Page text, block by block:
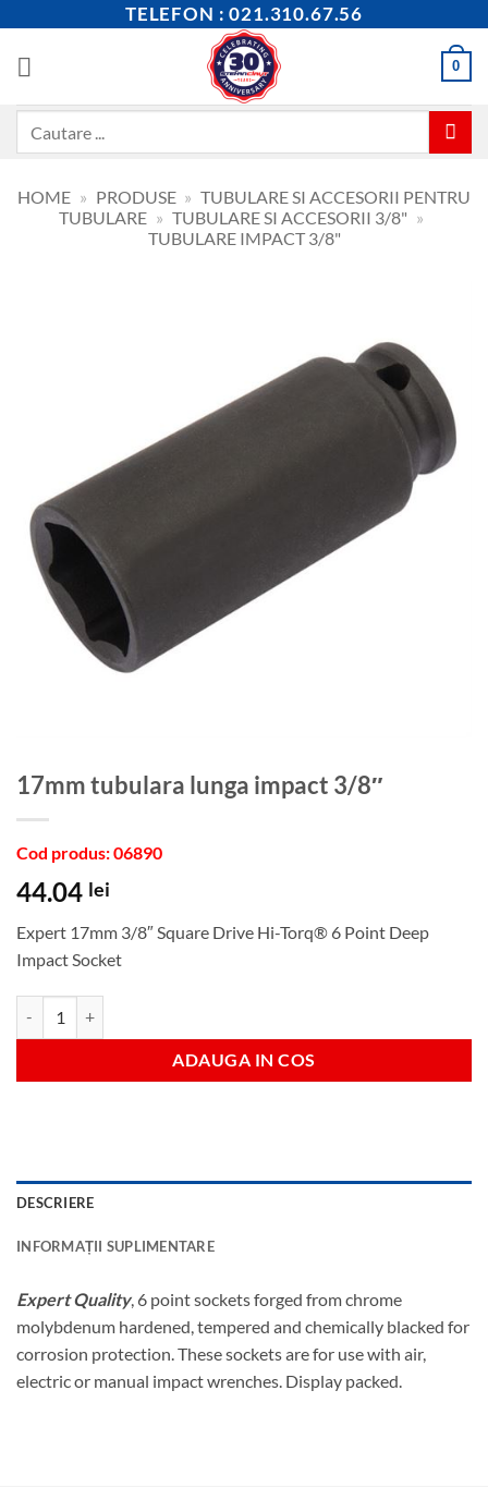
content
TELEFON : 021.310.67.56
0
HOME » PRODUSE » TUBULARE SI ACCESORII PENTRU
TUBULARE » TUBULARE SI ACCESORII 3/8" »
TUBULARE IMPACT 3/8"
17mm tubulara lunga impact 3/8″
Cod produs: 06890
44.04 lei
Expert 17mm 3/8″ Square Drive Hi-Torq® 6 Point Deep
Impact Socket
ADAUGA IN COS
DESCRIERE
INFORMAȚII SUPLIMENTARE
Expert Quality, 6 point sockets forged from chrome
molybdenum hardened, tempered and chemically blacked for
corrosion protection. These sockets are for use with air,
electric or manual impact wrenches. Display packed.